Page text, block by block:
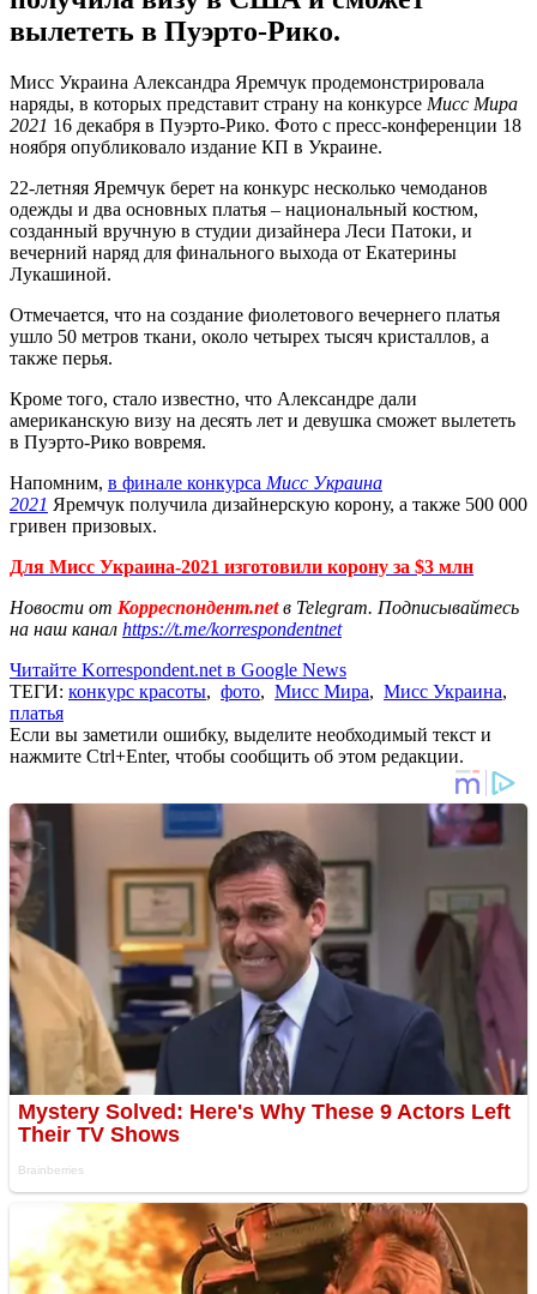
вылететь в Пуэрто-Рико.
Мисс Украина Александра Яремчук продемонстрировала
наряды, в которых представит страну на конкурсе Мисс Мира
2021 16 декабря в Пуэрто-Рико. Фото с пресс-конференции 18
ноября опубликовало издание КП в Украине.
22-летняя Яремчук берет на конкурс несколько чемоданов
одежды и два основных платья – национальный костюм,
созданный вручную в студии дизайнера Леси Патоки, и
вечерний наряд для финального выхода от Екатерины
Лукашиной.
Отмечается, что на создание фиолетового вечернего платья
ушло 50 метров ткани, около четырех тысяч кристаллов, а
также перья.
Кроме того, стало известно, что Александре дали
американскую визу на десять лет и девушка сможет вылететь
в Пуэрто-Рико вовремя.
Напомним, в финале конкурса Мисс Украина
2021 Яремчук получила дизайнерскую корону, а также 500 000
гривен призовых.
Для Мисс Украина-2021 изготовили корону за $3 млн
Новости от Корреспондент.netв Telegram. Подписывайтесь
на наш канал https://t.me/korrespondentnet
Читайте Korrespondent.net в Google News
ТЕГИ: конкурс красоты, фото, Мисс Мира, Мисс Украина,
платья
Если вы заметили ошибку, выделите необходимый текст и
нажмите Ctrl+Enter, чтобы сообщить об этом редакции.